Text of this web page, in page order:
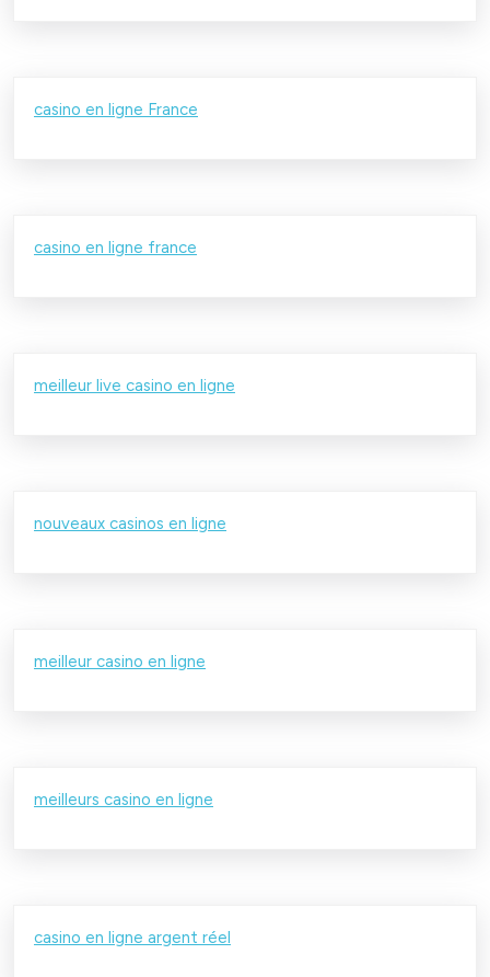
casino en ligne France
casino en ligne france
meilleur live casino en ligne
nouveaux casinos en ligne
meilleur casino en ligne
meilleurs casino en ligne
casino en ligne argent réel